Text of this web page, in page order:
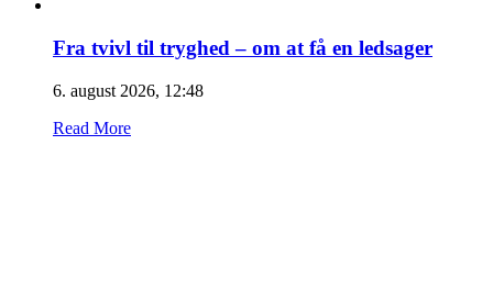
Fra tvivl til tryghed – om at få en ledsager
6. august 2026, 12:48
Read More